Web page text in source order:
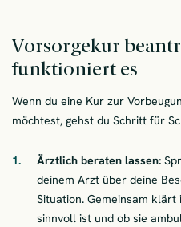
Vorsorgekur
funktioniert es
Wenn du eine Kur zur
möchtest, gehst du Schritt für
Ärztlich beraten lassen:
deinem Arzt über deine
Situation. Gemeinsam
sinnvoll ist und ob sie